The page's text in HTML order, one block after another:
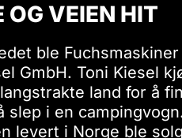
OG VEIEN HIT
ble
GmbH. Toni Kiesel
land for å
slep i en
levert i Norge ble